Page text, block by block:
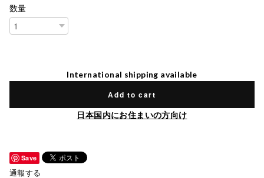
数量
International shipping available
Add to cart
日本国内にお住まいの方向け
Save
通報する